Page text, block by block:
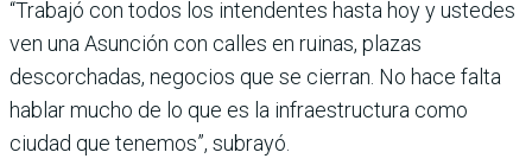
“Trabajó con todos los inten­dentes hasta hoy y ustedes
ven una Asunción con calles en ruinas, plazas
descorcha­das, negocios que se cierran. No hace falta
hablar mucho de lo que es la infraestructura como
ciudad que tenemos”, subrayó.